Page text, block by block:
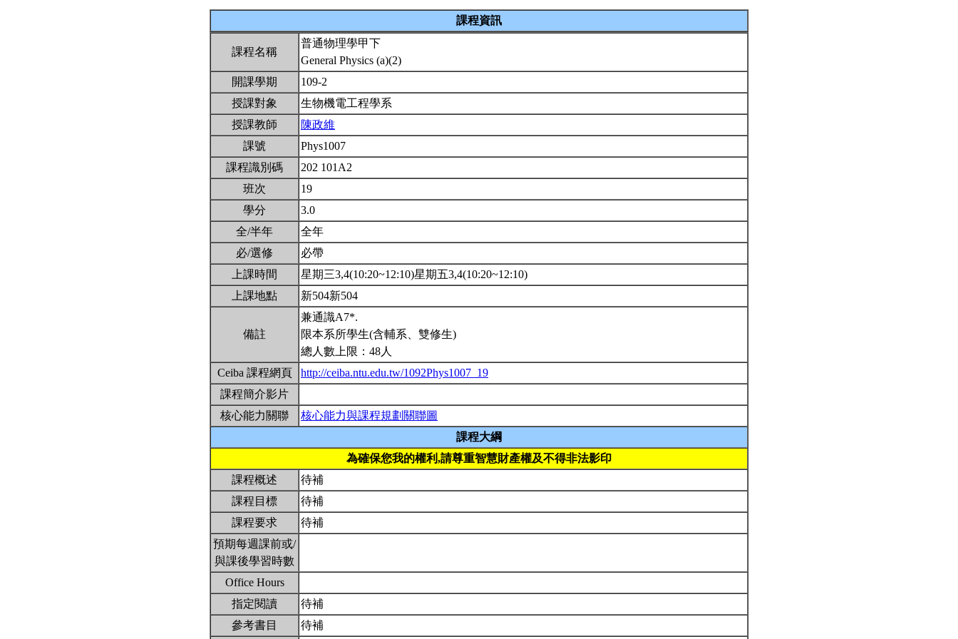
課程資訊
課程名稱
普通物理學甲下
General Physics (a)(2)
開課學期
109-2
授課對象
生物機電工程學系
授課教師
陳政維
課號
Phys1007
課程識別碼
202 101A2
班次
19
學分
3.0
全/半年
全年
必/選修
必帶
上課時間
星期三3,4(10:20~12:10)星期五3,4(10:20~12:10)
上課地點
新504新504
備註
兼通識A7*.
限本系所學生(含輔系、雙修生)
總人數上限：48人
Ceiba 課程網頁
http://ceiba.ntu.edu.tw/1092Phys1007_19
課程簡介影片
核心能力關聯
核心能力與課程規劃關聯圖
課程大綱
為確保您我的權利,請尊重智慧財產權及不得非法影印
課程概述
待補
課程目標
待補
課程要求
待補
預期每週課前或/
與課後學習時數
Office Hours
指定閱讀
待補
參考書目
待補